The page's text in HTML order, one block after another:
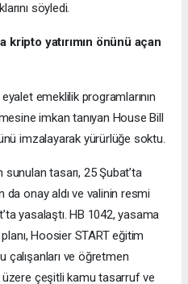
söyledi.
kripto yatırımın önünü açan
emeklilik programlarının
imkan tanıyan House Bill
imzalayarak yürürlüğe soktu.
tasarı, 25 Şubat’ta
da onay aldı ve valinin resmi
yasalaştı. HB 1042, yasama
Hoosier START eğitim
çalışanları ve öğretmen
üzere çeşitli kamu tasarruf ve